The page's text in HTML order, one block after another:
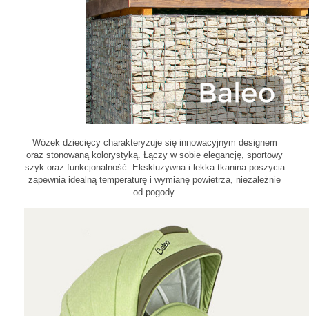
Wózek dziecięcy charakteryzuje się innowacyjnym designem
oraz stonowaną kolorystyką. Łączy w sobie elegancję, sportowy
szyk oraz funkcjonalność. Ekskluzywna i lekka tkanina poszycia
zapewnia idealną temperaturę i wymianę powietrza, niezależnie
od pogody.